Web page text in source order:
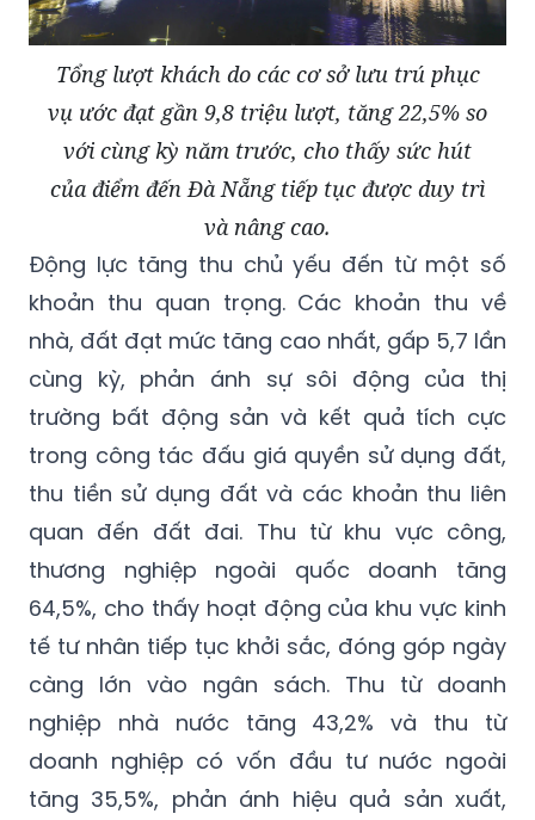
Tổng lượt khách do các cơ sở lưu trú phục
vụ ước đạt gần 9,8 triệu lượt, tăng 22,5% so
với cùng kỳ năm trước, cho thấy sức hút
của điểm đến Đà Nẵng tiếp tục được duy trì
và nâng cao.
Động lực tăng thu chủ yếu đến từ một số
khoản thu quan trọng. Các khoản thu về
nhà, đất đạt mức tăng cao nhất, gấp 5,7 lần
cùng kỳ, phản ánh sự sôi động của thị
trường bất động sản và kết quả tích cực
trong công tác đấu giá quyền sử dụng đất,
thu tiền sử dụng đất và các khoản thu liên
quan đến đất đai. Thu từ khu vực công,
thương nghiệp ngoài quốc doanh tăng
64,5%, cho thấy hoạt động của khu vực kinh
tế tư nhân tiếp tục khởi sắc, đóng góp ngày
càng lớn vào ngân sách. Thu từ doanh
nghiệp nhà nước tăng 43,2% và thu từ
doanh nghiệp có vốn đầu tư nước ngoài
tăng 35,5%, phản ánh hiệu quả sản xuất,